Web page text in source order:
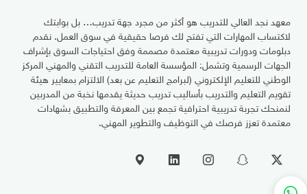
معهد نجد العالي للتدريب هو أكثر من مجرد جهة تدريب… بل بوابتك
لاكتساب المهارات التي تفتح لك فرصا حقيقية في سوق العمل. نقدم
دبلومات ودورات تدريبية معتمدة مصممة وفق احتياجات السوق بإشراف
الجهات الرسمية وتشمل: المؤسسة العامة للتدريب التقني والمهني المركز
الوطني للتعليم الإلكتروني (لبرامج التعليم عن بعد) الالتزام بمعايير هيئة
تقويم التعليم والتدريب بأساليب تدريب حديثة يقدمها نخبة من المدربين
لنمنحك تجربة تدريبية احترافية تجمع بين المعرفة والتطبيق بشهادات
معتمدة تعزز فرصك في التوظيف والتطوير المهني.